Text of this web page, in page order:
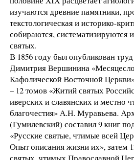
изучаются древние памятники,
текстологическая и историко-
собираются, систематизируются
святых.
В 1856 году был опубликован
Димитрия Вершинина
Кафолической Восточной
– 12 томов «Житий святых
иверских и славянских и местно
благочестия» А.Н. Муравьева.
(Гумилевский) составил 9 книг
«Русские святые, чтимые всей
Опыт описания жизни их», затем
святых, чтимых Православной